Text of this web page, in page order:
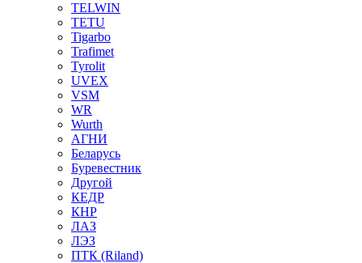
TELWIN
TETU
Tigarbo
Trafimet
Tyrolit
UVEX
VSM
WR
Wurth
АГНИ
Беларусь
Буревестник
Другой
КЕДР
КНР
ЛАЗ
ЛЭЗ
ПТК (Riland)